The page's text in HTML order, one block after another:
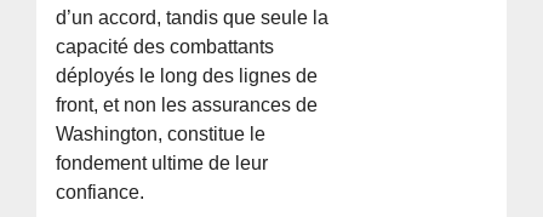
d’un accord, tandis que seule la
capacité des combattants
déployés le long des lignes de
front, et non les assurances de
Washington, constitue le
fondement ultime de leur
confiance.